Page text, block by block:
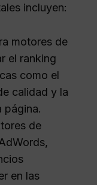
incluyen:
motores de
el ranking
como el
calidad y la
página.
de
en las